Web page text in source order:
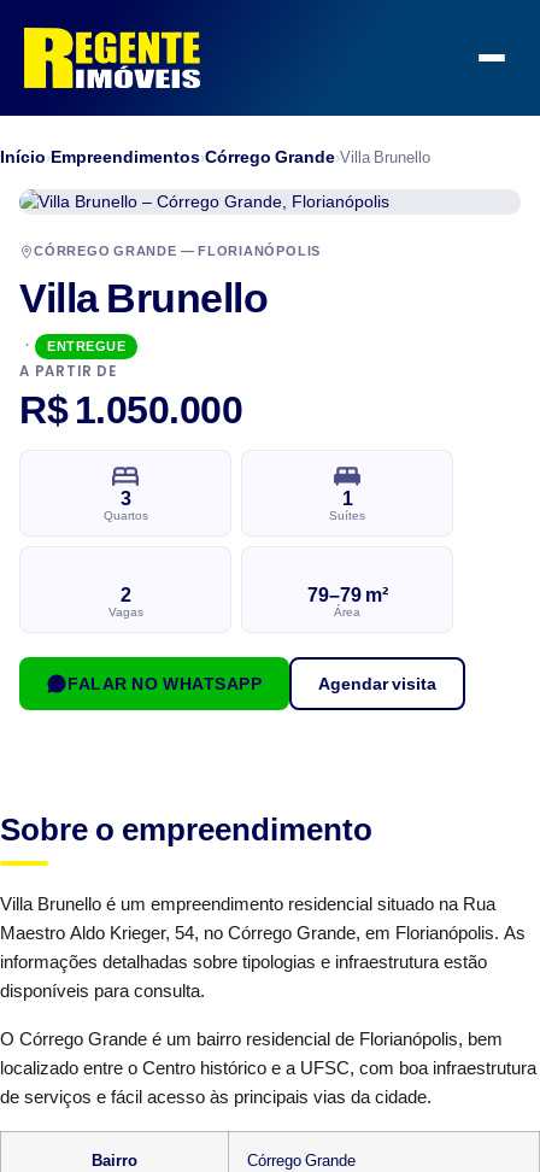
Início›Empreendimentos›Córrego Grande›Villa Brunello
CÓRREGO GRANDE — FLORIANÓPOLIS
Villa Brunello
·
ENTREGUE
A PARTIR DE
R$ 1.050.000
3
Quartos
1
Suítes
2
Vagas
79–79 m²
Área
FALAR NO WHATSAPP Agendar visita
Sobre o empreendimento
Villa Brunello é um empreendimento residencial situado na Rua
Maestro Aldo Krieger, 54, no Córrego Grande, em Florianópolis. As
informações detalhadas sobre tipologias e infraestrutura estão
disponíveis para consulta.
O Córrego Grande é um bairro residencial de Florianópolis, bem
localizado entre o Centro histórico e a UFSC, com boa infraestrutura
de serviços e fácil acesso às principais vias da cidade.
Bairro Córrego Grande